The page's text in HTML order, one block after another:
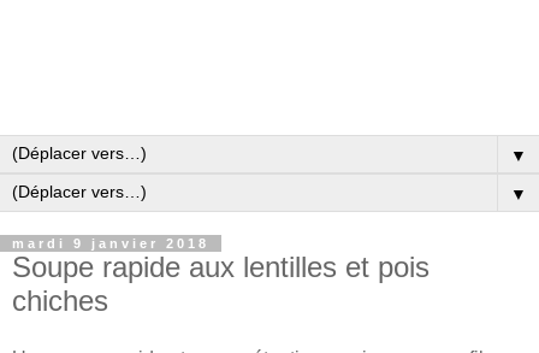
▼
▼
mardi 9 janvier 2018
Soupe rapide aux lentilles et pois
chiches